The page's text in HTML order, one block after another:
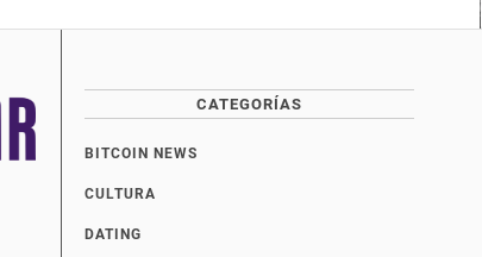
CATEGORÍAS
BITCOIN NEWS
CULTURA
DATING